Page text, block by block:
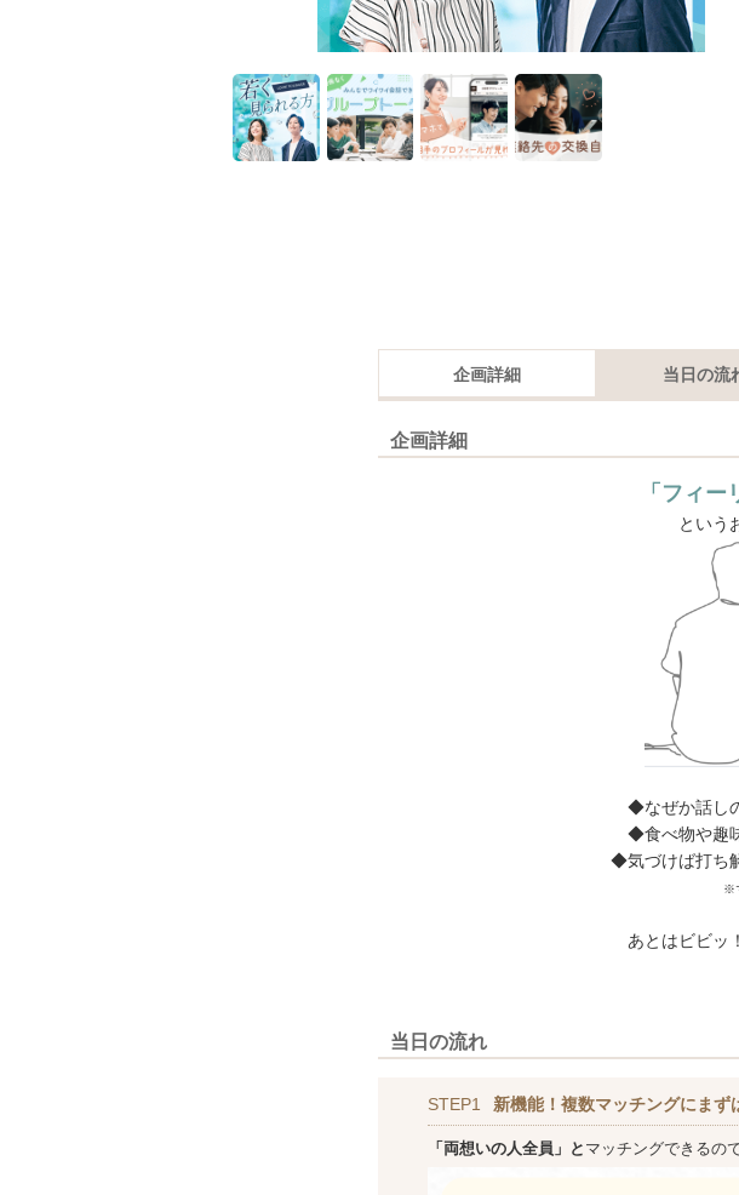
企画詳細 当日の流
企画詳細
「フィー
という
◆なぜか話し
◆食べ物や趣
◆気づけば打ち
※
あとはビビッ
当日の流れ
STEP1 新機能！複数マッチングにまず
「両想いの人全員」と マッチングできるの